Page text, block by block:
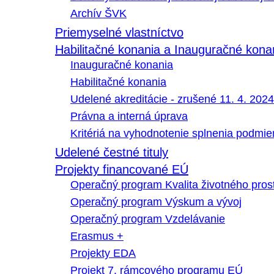
Archív ŠVK
Priemyselné vlastníctvo
Habilitačné konania a Inauguračné
Inauguračné konania
Habilitačné konania
Udelené akreditácie - zrušené 11. 4. 2024
Právna a interná úprava
Kritériá na vyhodnotenie splnenia
Udelené čestné tituly
Projekty financované EÚ
Operačný program Kvalita životného
Operačný program Výskum a vývoj
Operačný program Vzdelávanie
Erasmus +
Projekty EDA
Projekt 7. rámcového programu EÚ